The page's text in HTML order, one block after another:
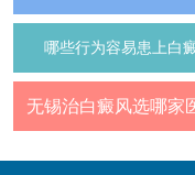
哪些行为容易患上白
无锡治白癜风选哪家